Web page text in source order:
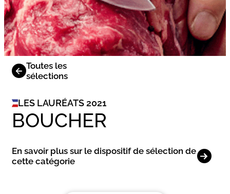
Toutes les
sélections
LES LAURÉATS 2021
BOUCHER
En savoir plus sur le dispositif de sélection de
cette catégorie